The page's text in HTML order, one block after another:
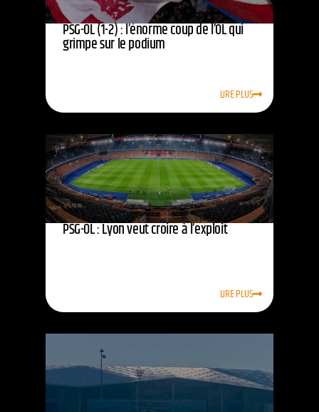
PSG-OL (1-2) : l’énorme coup de l’OL qui
grimpe sur le podium
LIRE PLUS
PSG-OL : Lyon veut croire à l’exploit
LIRE PLUS